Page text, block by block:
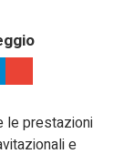
le prestazioni
e